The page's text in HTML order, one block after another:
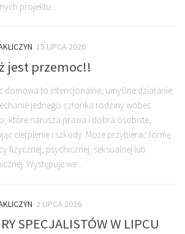
projektu...
15 LIPCA 2026
jest przemoc!!
domowa to intencjonalne, umyślne działanie
jednego członka rodziny wobec
które narusza prawa i dobra osobiste,
cierpienie i szkody. Może przybierać formę
fizycznej, psychicznej, seksualnej lub
Występuje we...
2 LIPCA 2026
SPECJALISTÓW W LIPCU